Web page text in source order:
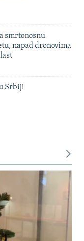
smrtonosnu
napad dronovima
Srbiji